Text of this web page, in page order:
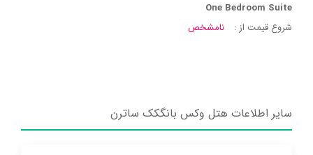
One Bedroom Suite
شروع قیمت از :
نامشخص
سایر اطلاعات هتل وکس بانگکک ساترن